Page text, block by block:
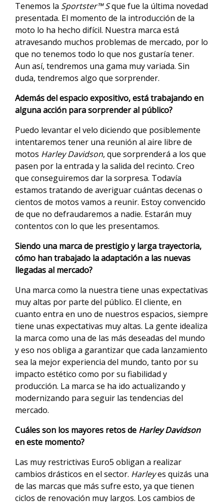
Tenemos la Sportster™ Sque fue la última novedad
presentada. El momento de la introducción de la
moto lo ha hecho difícil. Nuestra marca está
atravesando muchos problemas de mercado, por lo
que no tenemos todo lo que nos gustaría tener.
Aun así, tendremos una gama muy variada. Sin
duda, tendremos algo que sorprender.
Además del espacio expositivo, está trabajando en
alguna acción para sorprender al público?
Puedo levantar el velo diciendo que posiblemente
intentaremos tener una reunión al aire libre de
motos Harley Davidson, que sorprenderá a los que
pasen por la entrada y la salida del recinto. Creo
que conseguiremos dar la sorpresa. Todavía
estamos tratando de averiguar cuántas decenas o
cientos de motos vamos a reunir. Estoy convencido
de que no defraudaremos a nadie. Estarán muy
contentos con lo que les presentamos.
Siendo una marca de prestigio y larga trayectoria,
cómo han trabajado la adaptación a las nuevas
llegadas al mercado?
Una marca como la nuestra tiene unas expectativas
muy altas por parte del público. El cliente, en
cuanto entra en uno de nuestros espacios, siempre
tiene unas expectativas muy altas. La gente idealiza
la marca como una de las más deseadas del mundo
y eso nos obliga a garantizar que cada lanzamiento
sea la mejor experiencia del mundo, tanto por su
impacto estético como por su fiabilidad y
producción. La marca se ha ido actualizando y
modernizando para seguir las tendencias del
mercado.
Cuáles son los mayores retos de Harley Davidson
en este momento?
Las muy restrictivas Euro5 obligan a realizar
cambios drásticos en el sector. Harleyes quizás una
de las marcas que más sufre esto, ya que tienen
ciclos de renovación muy largos. Los cambios de